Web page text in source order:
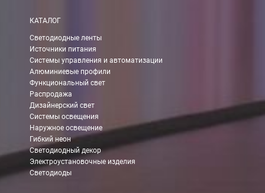
КАТАЛОГ
Светодиодные ленты
Источники питания
Системы управления и автоматизации
Алюминиевые профили
Функциональный свет
Распродажа
Дизайнерский свет
Системы освещения
Наружное освещение
Гибкий неон
Светодиодный декор
Электроустановочные изделия
Светодиоды